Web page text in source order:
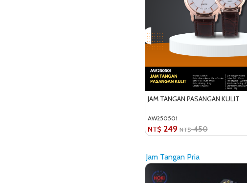
JAM TANGAN PASANGAN KULIT
AW250501
NT$ 249 NT$ 450
Jam Tangan Pria